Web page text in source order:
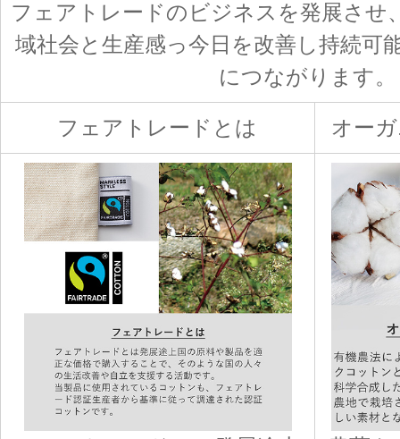
フェアトレードのビジネスを発展させ
域社会と生産感っ今日を改善し持続可
につながります。
フェアトレードとは オー